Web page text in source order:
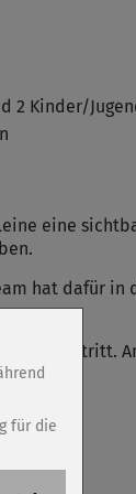
2 Kinder/
eine
hat dafür in
in Kraft tritt.
für die